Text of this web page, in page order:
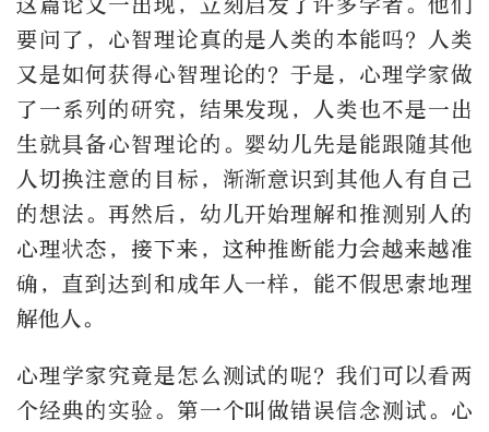
这篇论文一出现，立刻启发了许多学者。他们
要问了，心智理论真的是人类的本能吗？人类
又是如何获得心智理论的？于是，心理学家做
了一系列的研究，结果发现，人类也不是一出
生就具备心智理论的。婴幼儿先是能跟随其他
人切换注意的目标，渐渐意识到其他人有自己
的想法。再然后，幼儿开始理解和推测别人的
心理状态，接下来，这种推断能力会越来越准
确，直到达到和成年人一样，能不假思索地理
解他人。
心理学家究竟是怎么测试的呢？我们可以看两
个经典的实验。第一个叫做错误信念测试。心